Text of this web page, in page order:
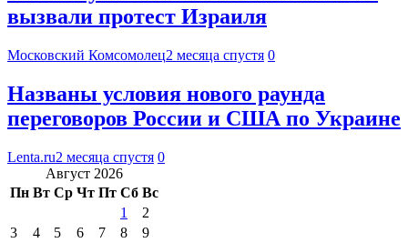
вызвали протест Израиля
Московский Комсомолец2 месяца спустя 0
Названы условия нового раунда
переговоров России и США по Украине
Lenta.ru2 месяца спустя 0
Август 2026
Пн Вт Ср Чт Пт Сб Вс
1
2
3
4 5 6 7 8
9